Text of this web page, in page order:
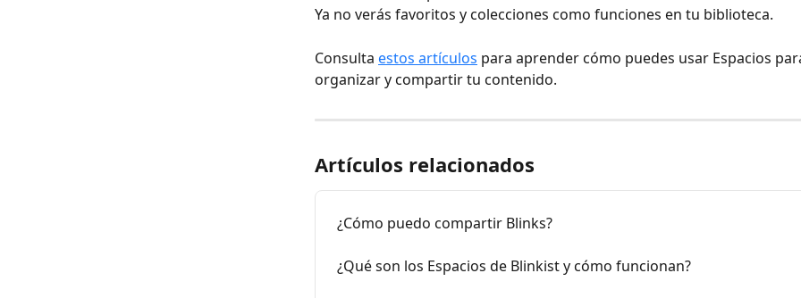
Ya no verás favoritos y colecciones como funciones en tu biblioteca.
Consulta estos artículos para aprender cómo puedes usar Espacios
organizar y compartir tu contenido.
Artículos relacionados
¿Cómo puedo compartir Blinks?
¿Qué son los Espacios de Blinkist y cómo funcionan?